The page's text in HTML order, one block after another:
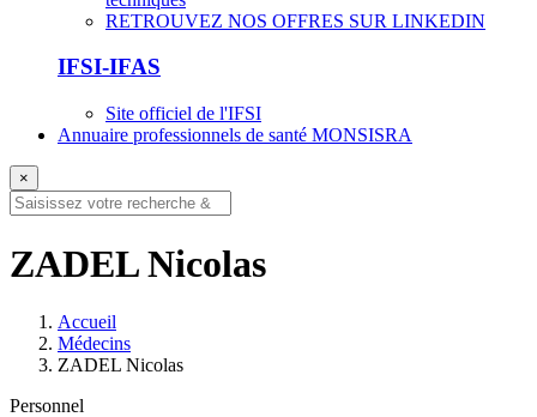
RETROUVEZ NOS OFFRES SUR LINKEDIN
IFSI-IFAS
Site officiel de l'IFSI
Annuaire professionnels de santé MONSISRA
×
ZADEL Nicolas
Accueil
Médecins
ZADEL Nicolas
Personnel